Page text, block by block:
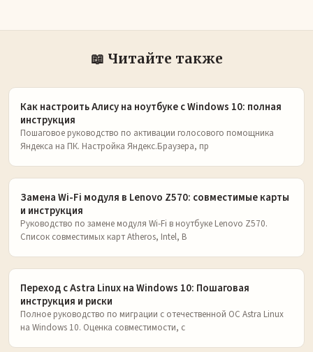
📖 Читайте также
Как настроить Алису на ноутбуке с Windows 10: полная
инструкция
Пошаговое руководство по активации голосового помощника
Яндекса на ПК. Настройка Яндекс.Браузера, пр
Замена Wi-Fi модуля в Lenovo Z570: совместимые карты
и инструкция
Руководство по замене модуля Wi-Fi в ноутбуке Lenovo Z570.
Список совместимых карт Atheros, Intel, B
Переход с Astra Linux на Windows 10: Пошаговая
инструкция и риски
Полное руководство по миграции с отечественной ОС Astra Linux
на Windows 10. Оценка совместимости, с